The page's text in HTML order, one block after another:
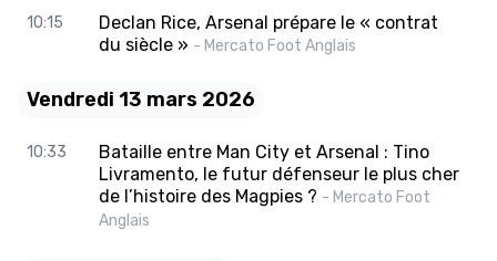
10:15
Declan Rice, Arsenal prépare le « contrat
du siècle » - Mercato Foot Anglais
Vendredi 13 mars 2026
10:33
Bataille entre Man City et Arsenal : Tino
Livramento, le futur défenseur le plus cher
de l’histoire des Magpies ? - Mercato Foot
Anglais